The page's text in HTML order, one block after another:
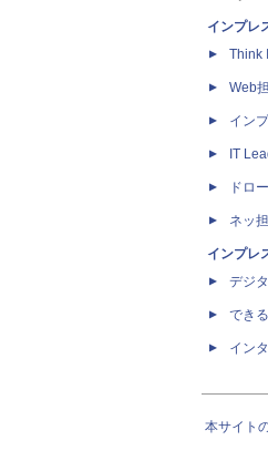
インプレ
Think
Web
イン
IT
ドロ
ネッ
インプレ
デジ
でき
イン
本サイト